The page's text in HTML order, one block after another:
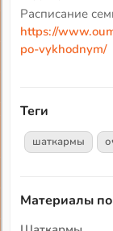
Расписание
https://
po-vykhodnym/
Теги
шаткармы
Материалы